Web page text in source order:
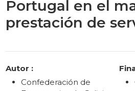
Portugal en el
prestación de
Autor :
Confederación de